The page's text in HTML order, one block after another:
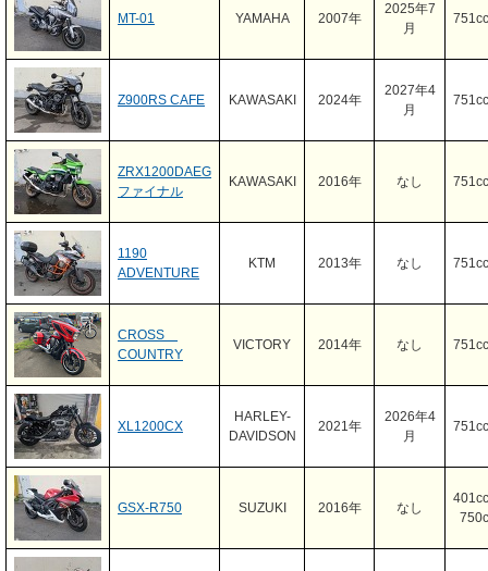
MT-01 YAMAHA 2007年
2025年7
月
Z900RS CAFE KAWASAKI 2024年
2027年4
月
ZRX1200DAEG
ファイナル
KAWASAKI 2016年 なし
1190
ADVENTURE
KTM 2013年 なし
CROSS
COUNTRY
VICTORY 2014年 なし
XL1200CX
HARLEY-
DAVIDSON
2021年
2026年4
月
GSX-R750 SUZUKI 2016年 なし